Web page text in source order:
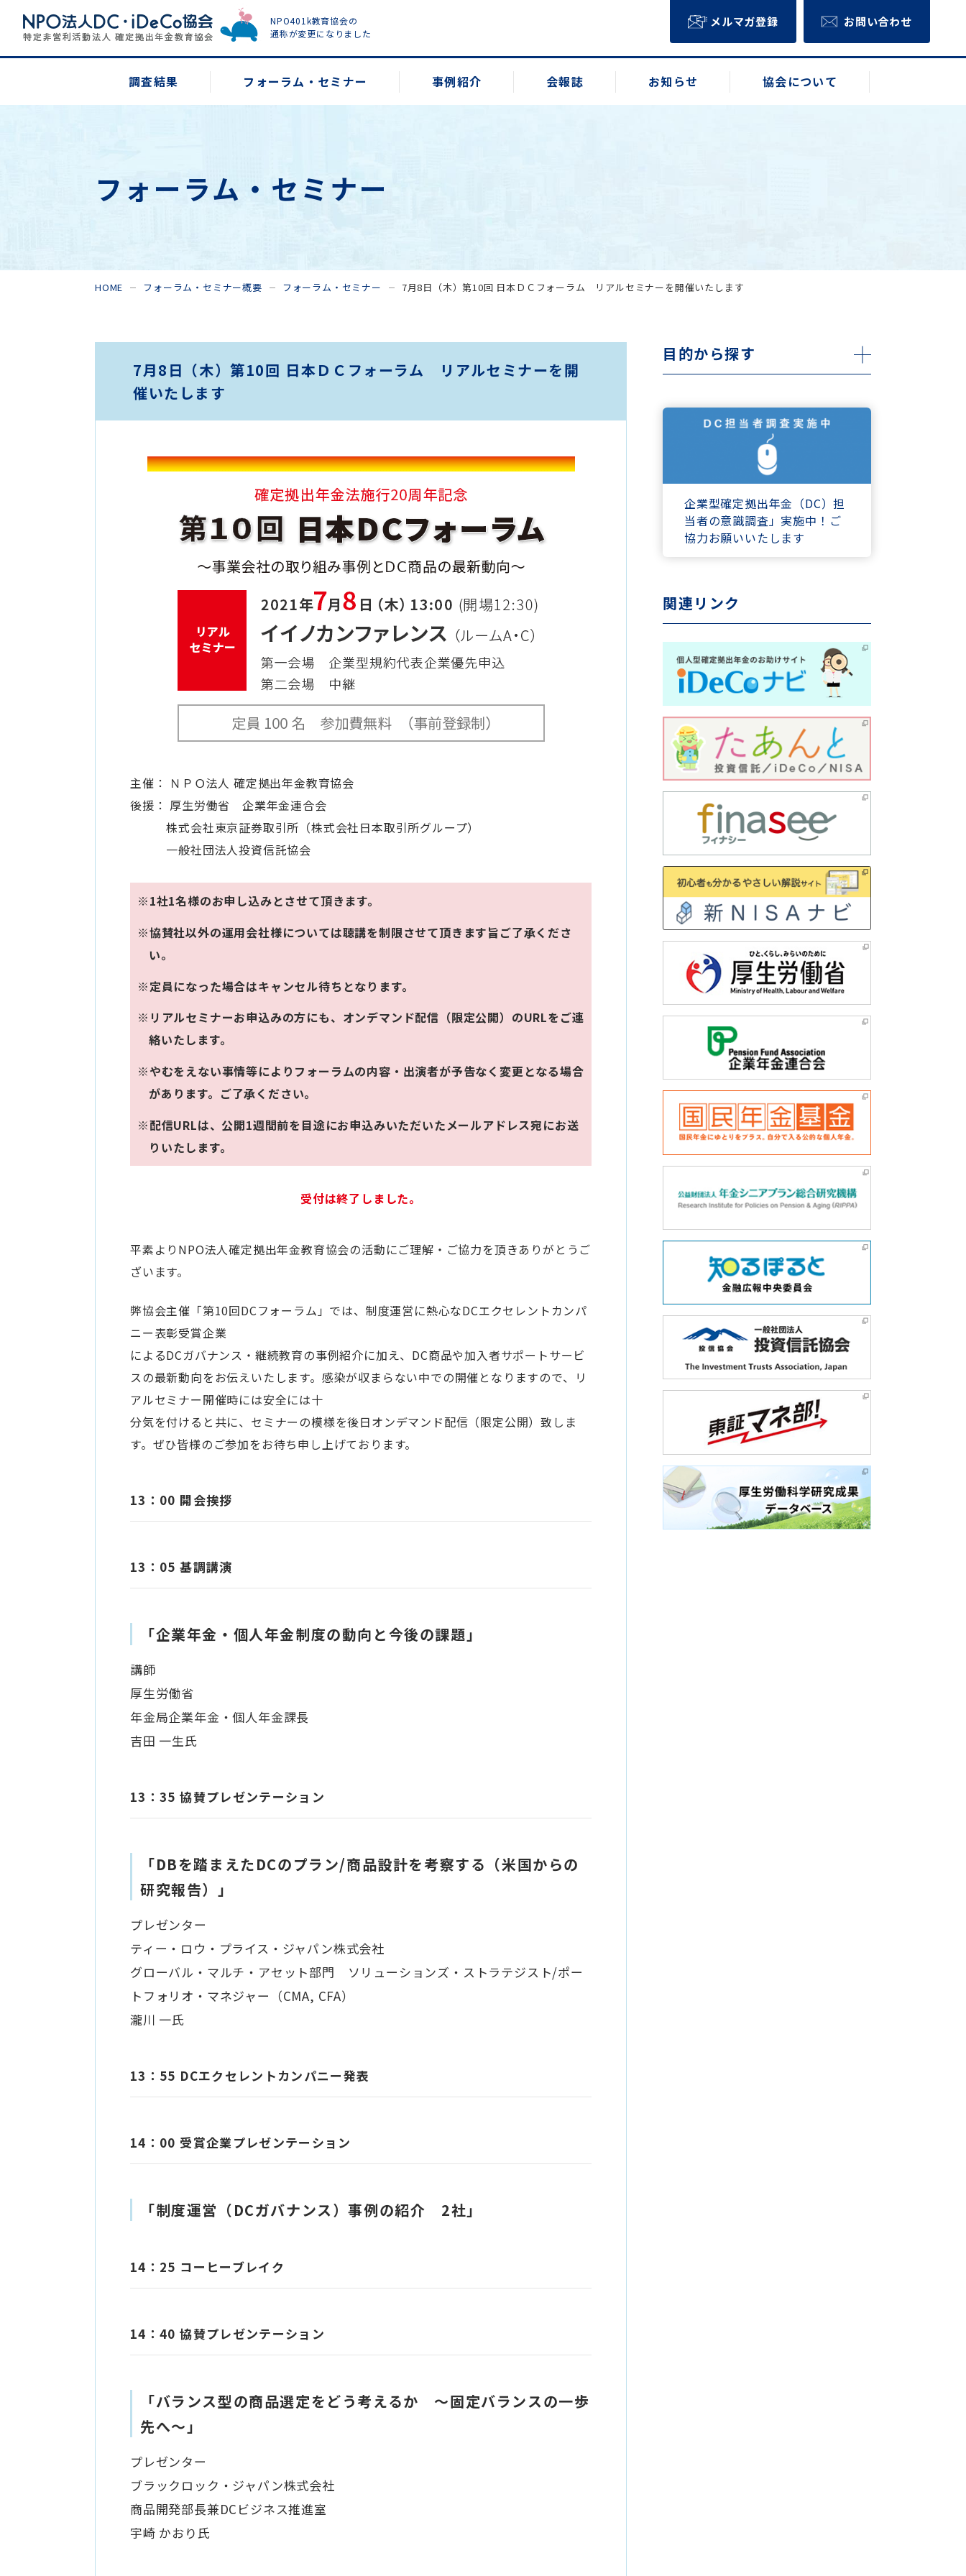
NPO401k教育協会の
通称が変更になりました
メルマガ登録 お問い合わせ
調査結果 フォーラム・セミナー 事例紹介 会報誌 お知らせ 協会について
フォーラム・セミナー
HOME フォーラム・セミナー概要 フォーラム・セミナー 7月8日（木）第10回 日本ＤＣフォーラム リアルセミナーを開催いたします
7月8日（木）第10回 日本ＤＣフォーラム リアルセミナーを開
催いたします
主催： ＮＰＯ法人 確定拠出年金教育協会
後援： 厚生労働省 企業年金連合会
株式会社東京証券取引所（株式会社日本取引所グループ）
一般社団法人投資信託協会
※1社1名様のお申し込みとさせて頂きます。
※協賛社以外の運用会社様については聴講を制限させて頂きます旨ご了承くださ
い。
※定員になった場合はキャンセル待ちとなります。
※リアルセミナーお申込みの方にも、オンデマンド配信（限定公開）のURLをご連
絡いたします。
※やむをえない事情等によりフォーラムの内容・出演者が予告なく変更となる場合
があります。ご了承ください。
※配信URLは、公開1週間前を目途にお申込みいただいたメールアドレス宛にお送
りいたします。
受付は終了しました。
平素よりNPO法人確定拠出年金教育協会の活動にご理解・ご協力を頂きありがとうご
ざいます。
弊協会主催「第10回DCフォーラム」では、制度運営に熱心なDCエクセレントカンパ
ニー表彰受賞企業
によるDCガバナンス・継続教育の事例紹介に加え、DC商品や加入者サポートサービ
スの最新動向をお伝えいたします。感染が収まらない中での開催となりますので、リ
アルセミナー開催時には安全には十
分気を付けると共に、セミナーの模様を後日オンデマンド配信（限定公開）致しま
す。ぜひ皆様のご参加をお待ち申し上げております。
13：00 開会挨拶
13：05 基調講演
「企業年金・個人年金制度の動向と今後の課題」
講師
厚生労働省
年金局企業年金・個人年金課長
吉田 一生氏
13：35 協賛プレゼンテーション
「DBを踏まえたDCのプラン/商品設計を考察する（米国からの
研究報告）」
プレゼンター
ティー・ロウ・プライス・ジャパン株式会社
グローバル・マルチ・アセット部門 ソリューションズ・ストラテジスト/ポー
トフォリオ・マネジャー（CMA, CFA）
瀧川 一氏
13：55 DCエクセレントカンパニー発表
14：00 受賞企業プレゼンテーション
「制度運営（DCガバナンス）事例の紹介 2社」
14：25 コーヒーブレイク
14：40 協賛プレゼンテーション
「バランス型の商品選定をどう考えるか ～固定バランスの一歩
先へ～」
プレゼンター
ブラックロック・ジャパン株式会社
商品開発部長兼DCビジネス推進室
宇崎 かおり氏
目的から探す
企業型確定拠出年金（DC）担
当者の意識調査」実施中！ご
協力お願いいたします
関連リンク